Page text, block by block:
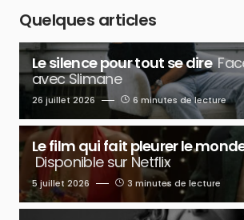
Quelques articles
Le silence pour tout se dire
avec Slimane
26 juillet 2026 6 minutes de lecture
Le film qui fait pleurer le
Disponible sur Netflix
5 juillet 2026 3 minutes de lecture